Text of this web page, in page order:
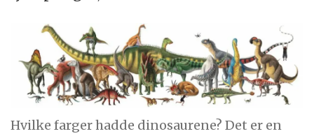
Hvilke farger hadde dinosaurene? Det er en